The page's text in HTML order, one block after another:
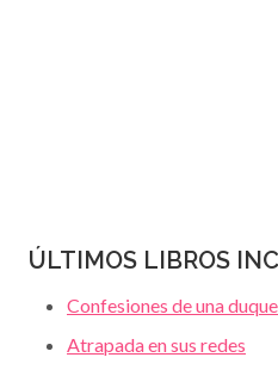
ÚLTIMOS LIBROS
Confesiones de una
Atrapada en sus redes